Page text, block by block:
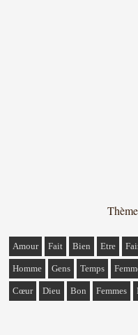
Amour Fait Bien Etre
Homme Gens Temps
Cœur Dieu Bon Femmes